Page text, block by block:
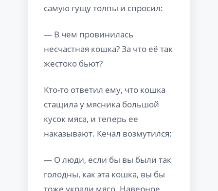
самую гущу толпы и спросил:
— В чем провинилась
несчастная кошка? За что её так
жестоко бьют?
Кто-то ответил ему, что кошка
стащила у мясника большой
кусок мяса, и теперь ее
наказывают. Кечал возмутился:
— О люди, если бы вы были так
голодны, как эта кошка, вы бы
тоже украли мясо. Наверное,